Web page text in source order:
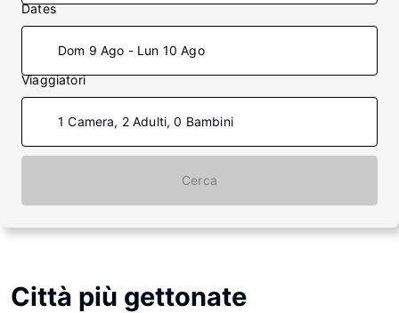
Dates
Dom 9 Ago - Lun 10 Ago
Viaggiatori
1 Camera, 2 Adulti, 0 Bambini
Cerca
Città più gettonate